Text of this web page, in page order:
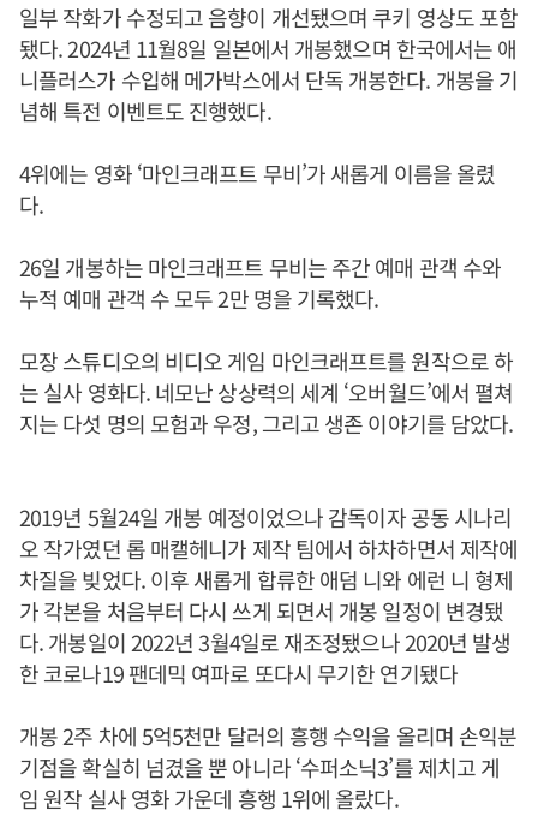
일부 작화가 수정되고 음향이 개선됐으며 쿠키 영상도 포함
됐다. 2024년 11월8일 일본에서 개봉했으며 한국에서는 애
니플러스가 수입해 메가박스에서 단독 개봉한다. 개봉을 기
념해 특전 이벤트도 진행했다.
4위에는 영화 ‘마인크래프트 무비’가 새롭게 이름을 올렸
다.
26일 개봉하는 마인크래프트 무비는 주간 예매 관객 수와
누적 예매 관객 수 모두 2만 명을 기록했다.
모장 스튜디오의 비디오 게임 마인크래프트를 원작으로 하
는 실사 영화다. 네모난 상상력의 세계 ‘오버월드’에서 펼쳐
지는 다섯 명의 모험과 우정, 그리고 생존 이야기를 담았다.
2019년 5월24일 개봉 예정이었으나 감독이자 공동 시나리
오 작가였던 롭 매캘헤니가 제작 팀에서 하차하면서 제작에
차질을 빚었다. 이후 새롭게 합류한 애덤 니와 에런 니 형제
가 각본을 처음부터 다시 쓰게 되면서 개봉 일정이 변경됐
다. 개봉일이 2022년 3월4일로 재조정됐으나 2020년 발생
한 코로나19 팬데믹 여파로 또다시 무기한 연기됐다
개봉 2주 차에 5억5천만 달러의 흥행 수익을 올리며 손익분
기점을 확실히 넘겼을 뿐 아니라 ‘수퍼소닉3’를 제치고 게
임 원작 실사 영화 가운데 흥행 1위에 올랐다.